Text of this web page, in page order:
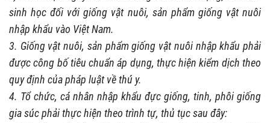
sinh học đối với giống vật nuôi, sản phẩm giống vật nuôi
nhập khẩu vào Việt Nam.
3. Giống vật nuôi, sản phẩm giống vật nuôi nhập khẩu phải
được công bố tiêu chuẩn áp dụng, thực hiện kiểm dịch theo
quy định của pháp luật về thú y.
4. Tổ chức, cá nhân nhập khẩu đực giống, tinh, phôi giống
gia súc phải thực hiện theo trình tự, thủ tục sau đây: